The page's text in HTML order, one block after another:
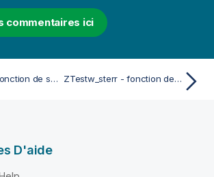
commentaires ici
ZTestw_sig - fonction de script et fonction de graphique ZTestw_sterr - fonction de script et fonction de graphique
D'aide